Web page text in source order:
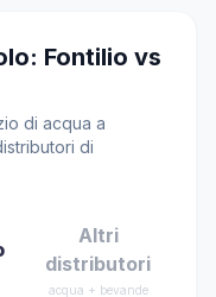
Fontilio vs
di acqua a
di
Altri
distributori
acqua + bevande